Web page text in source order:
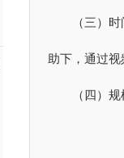
（三）
助下，通过
（四）